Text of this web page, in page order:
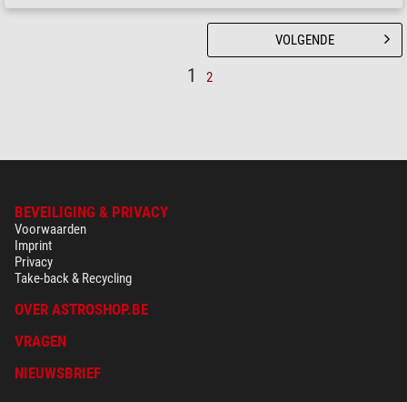
1 2
VOLGENDE
BEVEILIGING & PRIVACY
Voorwaarden
Imprint
Privacy
Take-back & Recycling
OVER ASTROSHOP.BE
VRAGEN
NIEUWSBRIEF